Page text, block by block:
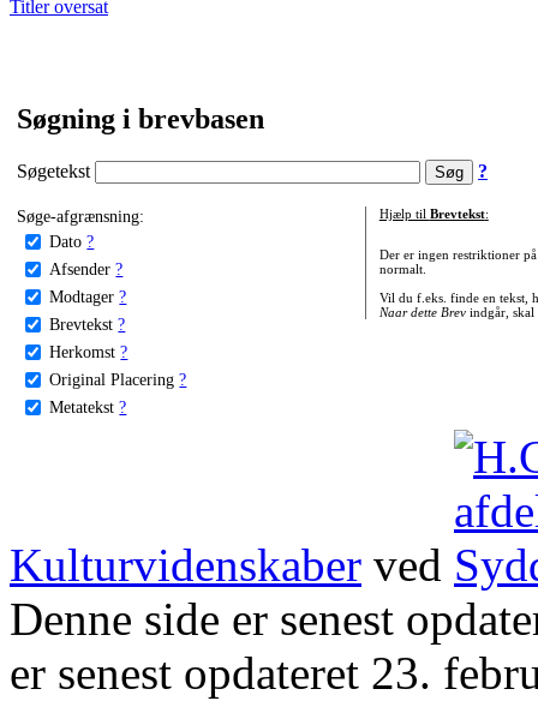
Titler oversat
Søgning i brevbasen
Søgetekst ?
Søge-afgrænsning:
Dato ?
Afsender ?
Modtager ?
Brevtekst ?
Herkomst ?
Original Placering ?
Metatekst ?
Hjælp til Brevtekst:
Der er ingen restriktioner
normalt.
Vil du f.eks. finde en tekst,
Naar dette Brevindgår, skal
Kulturvidenskaber ved
Denne side er senest
er senest opdateret 23.